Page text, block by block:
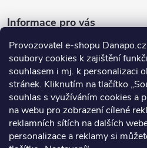
Provozovatel e-shopu
soubory cookies k zajištění
souhlasem i mj. k personalizaci
stránek. Kliknutím na tlačítko
souhlas s využíváním cookies a
na webu pro zobrazení cílené
reklamních sítích na dalších
personalizace a reklamy si
Informace pro vás
Dotazník
Co upřednosťnujete?
Počet hlasů:437
Facebook